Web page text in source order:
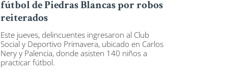
fútbol de Piedras Blancas por robos
reiterados
Este jueves, delincuentes ingresaron al Club
Social y Deportivo Primavera, ubicado en Carlos
Nery y Palencia, donde asisten 140 niños a
practicar fútbol.